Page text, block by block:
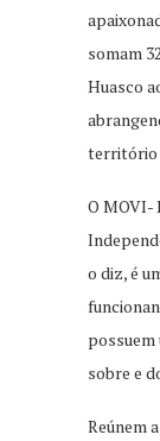
somam
Huasco
território
O MOVI-
o diz, é
possuem
sobre e
Reúnem